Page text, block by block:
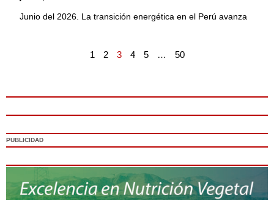
Junio del 2026. La transición energética en el Perú avanza
1 2 3 4 5 … 50
PUBLICIDAD